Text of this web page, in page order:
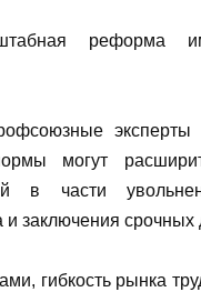
реформа
эксперты
могут
в части
и заключения срочных
гибкость рынка